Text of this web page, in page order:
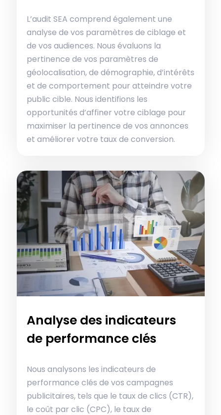
L’audit SEA comprend également une
analyse de vos paramètres de ciblage et
de vos audiences. Nous évaluons la
pertinence de vos paramètres de
géolocalisation, de démographie, d’intérêts
et de comportement pour atteindre votre
public cible. Nous identifions les
opportunités d’affiner votre ciblage pour
maximiser la pertinence de vos annonces
et améliorer votre taux de conversion.
Analyse des indicateurs
de performance clés
Nous analysons les indicateurs de
performance clés de vos campagnes
publicitaires, tels que le taux de clics (CTR),
le coût par clic (CPC), le taux de